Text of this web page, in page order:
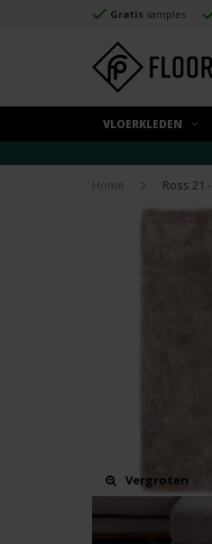
Gratis samples
VLOERKLEDEN
Home
Ross 21
Vergroten